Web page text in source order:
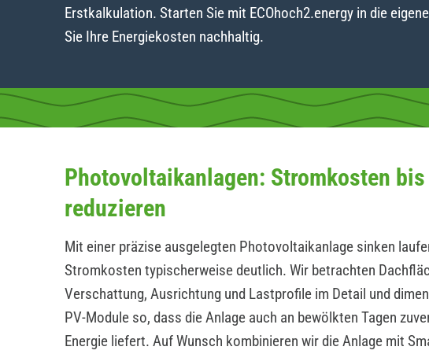
Erstkalkulation. Starten Sie mit ECOhoch2.energy in die
Sie Ihre Energiekosten nachhaltig.
Photovoltaikanlagen: Stromkosten bis
reduzieren
Mit einer präzise ausgelegten Photovoltaikanlage sinken
Stromkosten typischerweise deutlich. Wir betrachten
Verschattung, Ausrichtung und Lastprofile im Detail und
PV-Module so, dass die Anlage auch an bewölkten Tagen
Energie liefert. Auf Wunsch kombinieren wir die Anlage mit